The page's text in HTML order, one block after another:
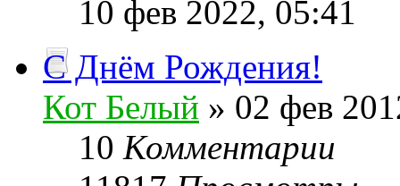
10 фев 2022, 05:41
С Днём Рождения!
Кот Белый » 02 фев
10 Комментарии